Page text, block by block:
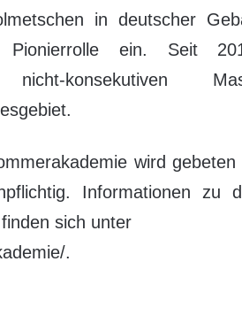
in deutscher
Pionierrolle ein. Seit
konsekutiven
wird
Informationen zu
sich unter
.